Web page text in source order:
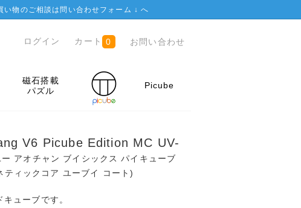
物のご相談は問い合わせフォーム ↓へ
ログイン カート 0 お問い合わせ
磁石搭載
パズル
Picube
V6 Picube Edition MC UV-
アオチャン ブイシックス パイキューブ
ティックコア ユーブイ コート)
ューブです。